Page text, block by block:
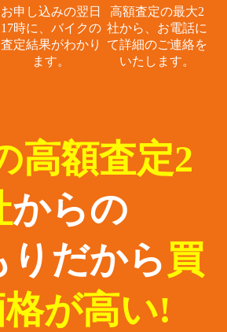
お申し込みの翌日
17時に、 バイクの
査定結果がわかり
ます。
高額査定の最大2
社から、 お電話に
て詳細のご連絡を
いたします。
高額査定2
からの
りだから 買
が高い!